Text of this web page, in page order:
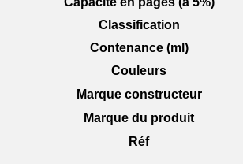
Classification
Contenance (ml)
Couleurs
Marque constructeur
Marque du produit
Réf